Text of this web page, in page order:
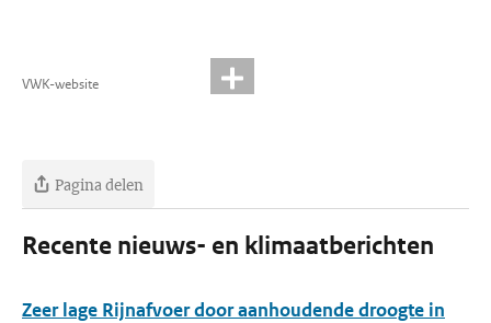
VWK-website
Pagina delen
Recente nieuws- en klimaatberichten
Zeer lage Rijnafvoer door aanhoudende droogte in